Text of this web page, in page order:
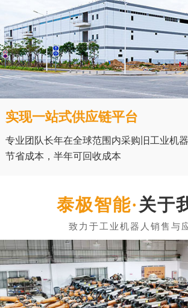
实现一站式供应链平台
专业团队长年在全球范围内采购旧工业机
节省成本，半年可回收成本
关于